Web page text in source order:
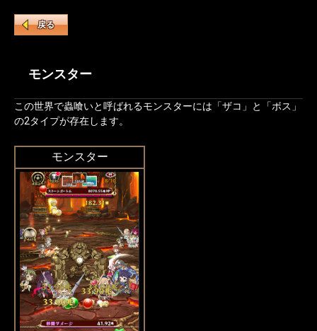
戻る
モンスター
この世界で蟲喰いと呼ばれるモンスターには「ザコ」と「ボス」
の2タイプが存在します。
モンスター